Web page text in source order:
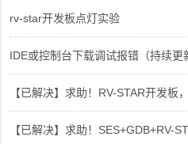
rv-star开发板点灯实验
IDE或控制台下载调试报错（持续更
【已解决】求助！RV-STAR开发
【已解决】求助！SES+GDB+RV-